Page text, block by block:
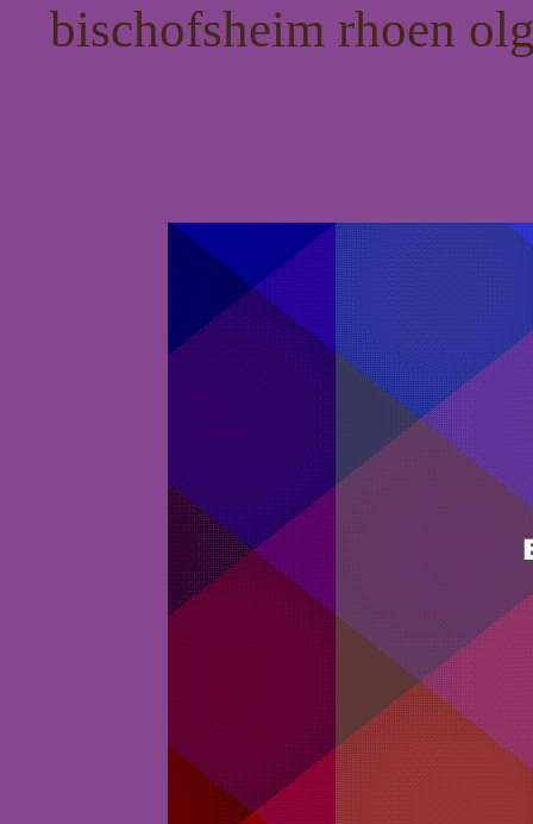
bischofsheim rhoen